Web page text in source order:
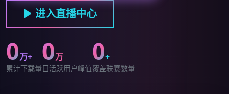
进入直播中心
0万+
累计下载量
0万
日活跃用户峰值
0+
覆盖联赛数量